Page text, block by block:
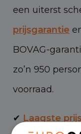
een uiterst
prijsgarantie
BOVAG-
zo’n 950
voorraad.
✔ Laagste